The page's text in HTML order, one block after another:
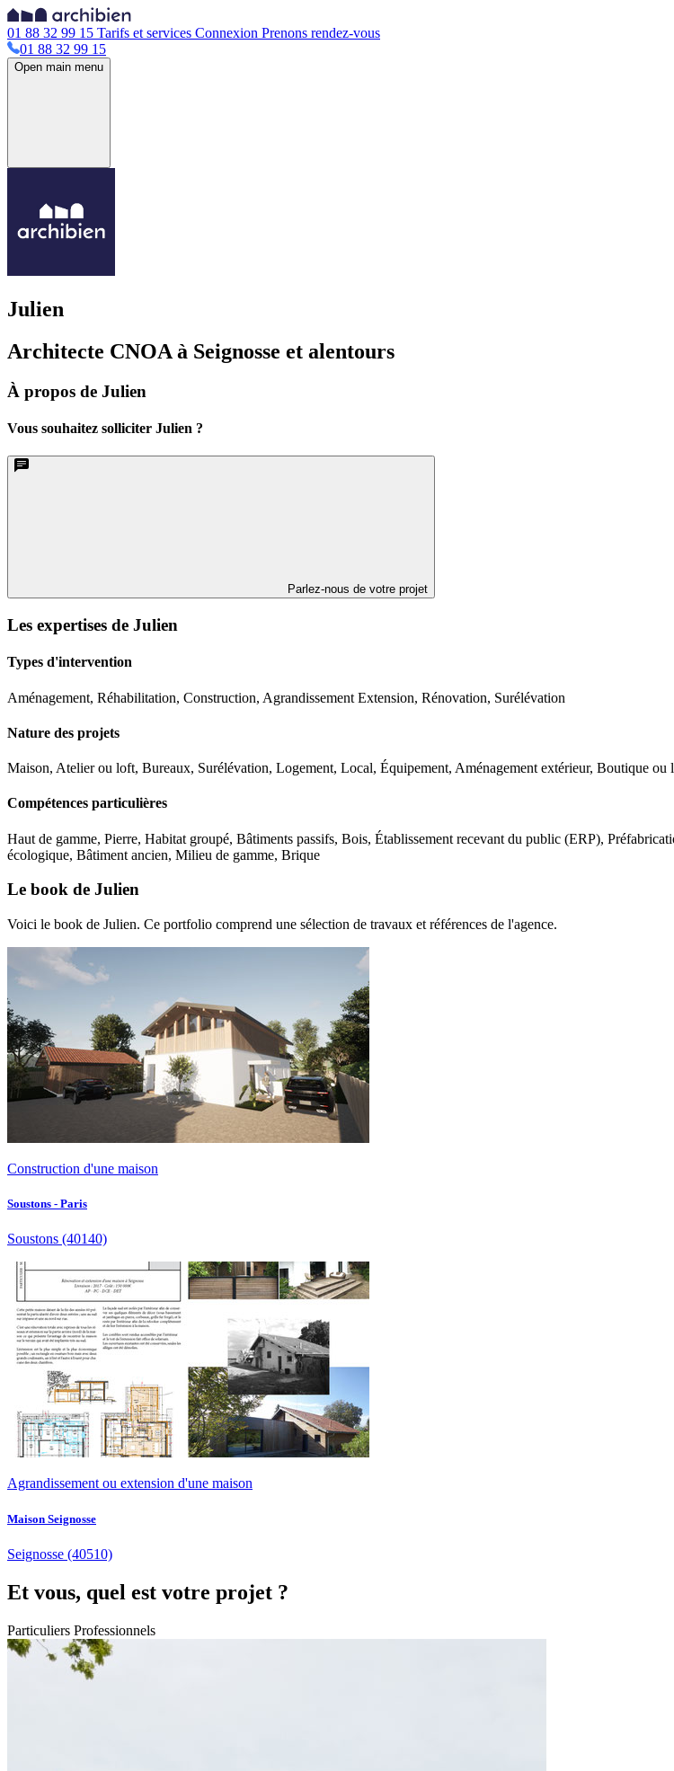
01 88 32 99 15 Tarifs et services Connexion Prenons rendez-vous
01 88 32 99 15
Open main menu
Julien
Architecte CNOA à Seignosse et alentours
À propos de Julien
Vous souhaitez solliciter Julien ?
Parlez-nous de votre projet
Les expertises de Julien
Types d'intervention
Aménagement, Réhabilitation, Construction, Agrandissement Extension, Rénovation, Surélévation
Nature des projets
Maison, Atelier ou loft, Bureaux, Surélévation, Logement, Local, Équipement, Aménagement extérieur, Boutique
Compétences particulières
Haut de gamme, Pierre, Habitat groupé, Bâtiments passifs, Bois, Établissement recevant du public (ERP),
écologique, Bâtiment ancien, Milieu de gamme, Brique
Le book de Julien
Voici le book de Julien. Ce portfolio comprend une sélection de travaux et références de l'agence.
Construction d'une maison
Soustons - Paris
Soustons (40140)
Agrandissement ou extension d'une maison
Maison Seignosse
Seignosse (40510)
Et vous, quel est votre projet ?
Particuliers Professionnels